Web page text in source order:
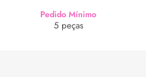
Pedido Mínimo
5 peças